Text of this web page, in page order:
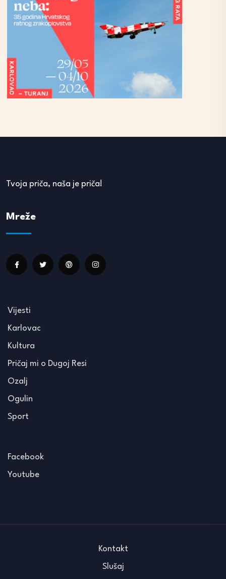
Tvoja priča, naša je priča!
Mreže
Vijesti
Karlovac
Kultura
Pričaj mi o Dugoj Resi
Ozalj
Ogulin
Sport
Facebook
Youtube
Kontakt
Slušaj